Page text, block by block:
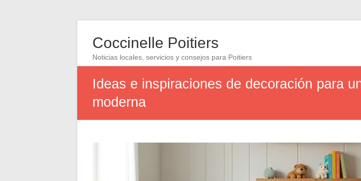
Coccinelle Poitiers
Noticias locales, servicios y consejos para Poitiers
Ideas e inspiraciones de decoración para
moderna